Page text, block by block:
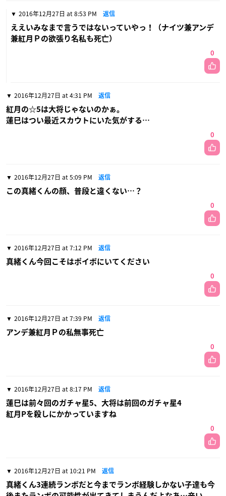
2016年12月27日 at 8:53 PM 返信
ええいみなまで言うではないっていやっ！（ナイツ兼アンデ
兼紅月Ｐの欲張り名私も死亡）
0
2016年12月27日 at 4:31 PM 返信
紅月の☆5は大将じゃないのかぁ。
蓮巳はつい最近スカウトにいた気がする…
0
2016年12月27日 at 5:09 PM 返信
この真緒くんの顔、普段と違くない…？
0
2016年12月27日 at 7:12 PM 返信
真緒くん今回こそはポイボにいてください
0
2016年12月27日 at 7:39 PM 返信
アンデ兼紅月Ｐの私無事死亡
0
2016年12月27日 at 8:17 PM 返信
蓮巳は前々回のガチャ星5、大将は前回のガチャ星4
紅月Pを殺しにかかっていますね
0
2016年12月27日 at 10:21 PM 返信
真緒くん3連続ランボだと今までランボ経験しかない子達も今